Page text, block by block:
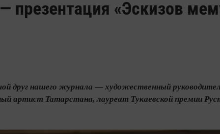
презентация «Эскизов
друг нашего журнала — художественный
артист Татарстана, лауреат Тукаевской премии